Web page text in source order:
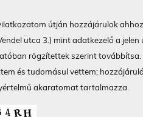
útján hozzájárulok
utca 3.) mint adatkezelő a
rögzítettek szerint továbbítsa.
és tudomásul vettem;
akaratomat tartalmazza.